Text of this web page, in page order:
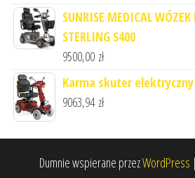
SUNRISE MEDICAL WÓZEK
STERLING S400
9500,00 zł
Karma skuter elektryczny
9063,94 zł
Dumnie wspierane przezWordPress |